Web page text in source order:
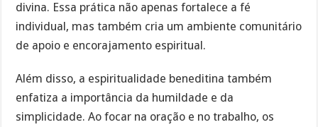
divina. Essa prática não apenas fortalece a fé
individual, mas também cria um ambiente comunitário
de apoio e encorajamento espiritual.
Além disso, a espiritualidade beneditina também
enfatiza a importância da humildade e da
simplicidade. Ao focar na oração e no trabalho, os